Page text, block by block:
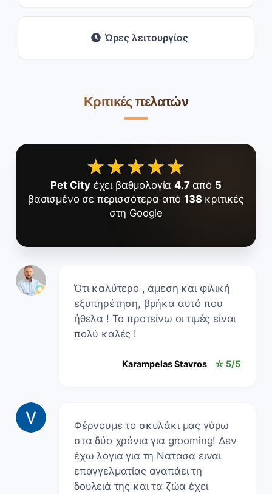
Ώρες λειτουργίας
Κριτικές πελατών
★★★★★
★★★★★
Pet Cityέχει βαθμολογία4.7από 5
βασισμένο σε περισσότερα από138κριτικές
στη Google
Ότι καλύτερο , άμεση και φιλική
εξυπηρέτηση, βρήκα αυτό που
ήθελα ! Το προτείνω οι τιμές είναι
πολύ καλές !
Karampelas Stavros ☆ 5/5
Φέρνουμε το σκυλάκι μας γύρω
στα δύο χρόνια για grooming! Δεν
έχω λόγια για τη Νατασα ειναι
επαγγελματίας αγαπάει τη
δουλειά της και τα ζώα έχει